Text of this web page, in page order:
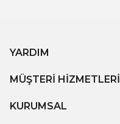
YARDIM
MÜŞTERİ HİZMETLERİ
KURUMSAL